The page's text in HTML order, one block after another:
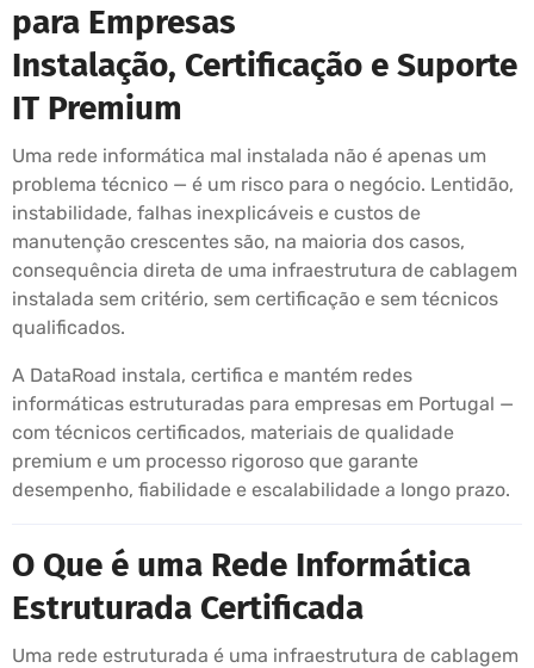
para Empresas
Instalação, Certificação e Suporte
IT Premium
Uma rede informática mal instalada não é apenas um
problema técnico — é um risco para o negócio. Lentidão,
instabilidade, falhas inexplicáveis e custos de
manutenção crescentes são, na maioria dos casos,
consequência direta de uma infraestrutura de cablagem
instalada sem critério, sem certificação e sem técnicos
qualificados.
A DataRoad instala, certifica e mantém redes
informáticas estruturadas para empresas em Portugal —
com técnicos certificados, materiais de qualidade
premium e um processo rigoroso que garante
desempenho, fiabilidade e escalabilidade a longo prazo.
O Que é uma Rede Informática
Estruturada Certificada
Uma rede estruturada é uma infraestrutura de cablagem